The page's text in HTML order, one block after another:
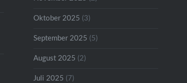
Oktober 2025 (3)
September 2025 (5)
August 2025 (2)
Juli 2025 (7)